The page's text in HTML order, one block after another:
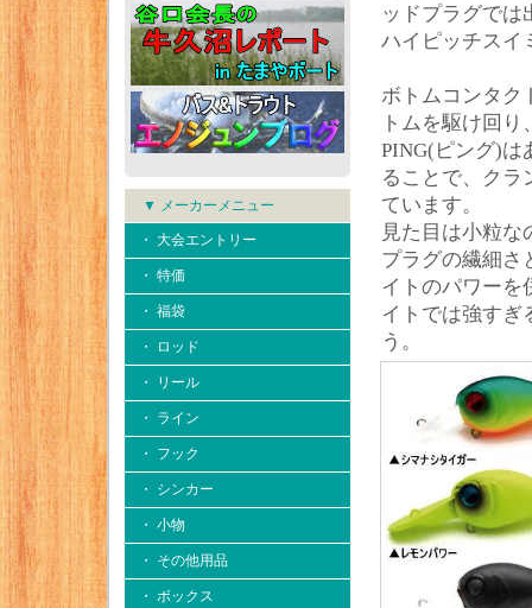
▼ メーカーメニュー
・ 大会エントリー
・ 特価
・ 福袋
・ ロッド
・ リール
・ ライン
・ フック
・ シンカー
・ 小物
・ その他用品
・ ボックス
ッドプラグで
ハイピッチスイ
ボトムコンタク
トムを駆け回
PING(ピング)は
ることで、クラ
ています。
見た目は小粒な
プラグの繊細さ
イトのパワーを
イトでは強すぎ
う。